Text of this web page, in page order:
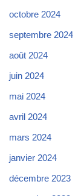
octobre 2024
septembre 2024
août 2024
juin 2024
mai 2024
avril 2024
mars 2024
janvier 2024
décembre 2023